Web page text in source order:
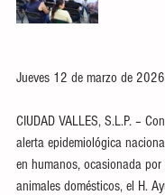
Jueves 12 de marzo de
CIUDAD VALLES, S.L.P. –
alerta epidemiológica
en humanos, ocasionada por
animales domésticos, el H.